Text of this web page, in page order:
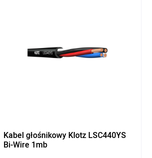
Kabel głośnikowy Klotz LSC440YS
Bi-Wire 1mb